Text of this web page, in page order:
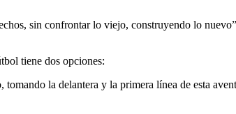
sin confrontar lo viejo, construyendo lo
tiene dos opciones:
la delantera y la primera línea de esta